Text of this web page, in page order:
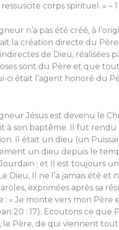
corps spirituel. » – 1
n’a pas été créé, à
la création directe du
de Dieu, réalisées
sont du Père et que
ci était l’agent honoré du
Jésus est devenu le
à son baptême. Il fut
Il était un dieu (un
un dieu depuis le
; et Il est toujours un
Dieu, Il ne l’a jamais été
exprimées après sa
: « Je monte vers mon
20 : 17). Ecoutons ce que
le Père, de qui viennent